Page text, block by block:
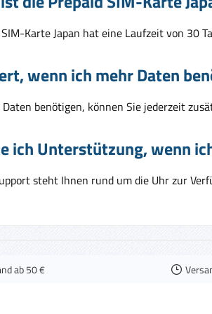
Karte Japan hat eine Laufzeit von 30
wenn ich mehr Daten
benötigen, können Sie jederzeit
ich Unterstützung, wenn
steht Ihnen rund um die Uhr zur
ab 50 €